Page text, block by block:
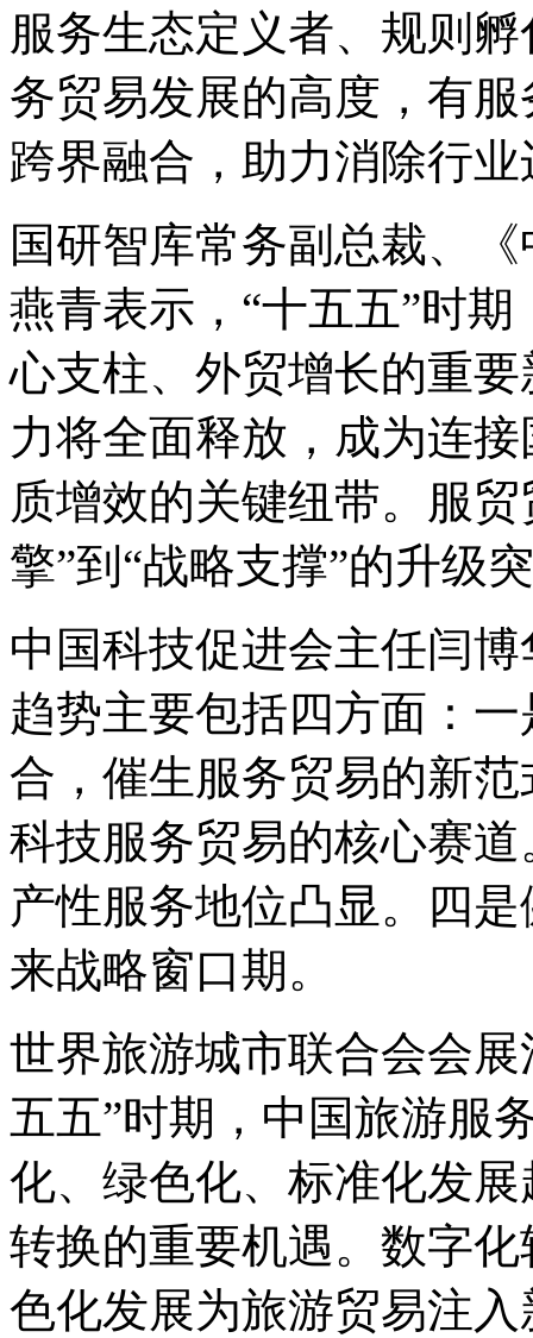
服务生态定义者、规则
务贸易发展的高度，有
跨界融合，助力消除行
国研智库常务副总裁、
燕青表示，“十五五”时
心支柱、外贸增长的重
力将全面释放，成为连
质增效的关键纽带。服
擎”到“战略支撑”的升级
中国科技促进会主任闫
趋势主要包括四方面：
合，催生服务贸易的新
科技服务贸易的核心赛
产性服务地位凸显。四
来战略窗口期。
世界旅游城市联合会会
五五”时期，中国旅游服
化、绿色化、标准化发
转换的重要机遇。数字
色化发展为旅游贸易注